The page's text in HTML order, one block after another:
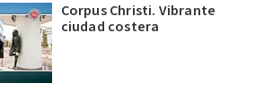
Corpus Christi. Vibrante
ciudad costera